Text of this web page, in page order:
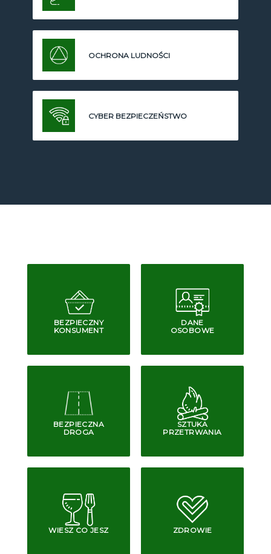
OCHRONA LUDNOŚCI
CYBER BEZPIECZEŃSTWO
BEZPIECZNY
KONSUMENT
DANE
OSOBOWE
BEZPIECZNA
DROGA
SZTUKA
PRZETRWANIA
WIESZ CO JESZ ZDROWIE